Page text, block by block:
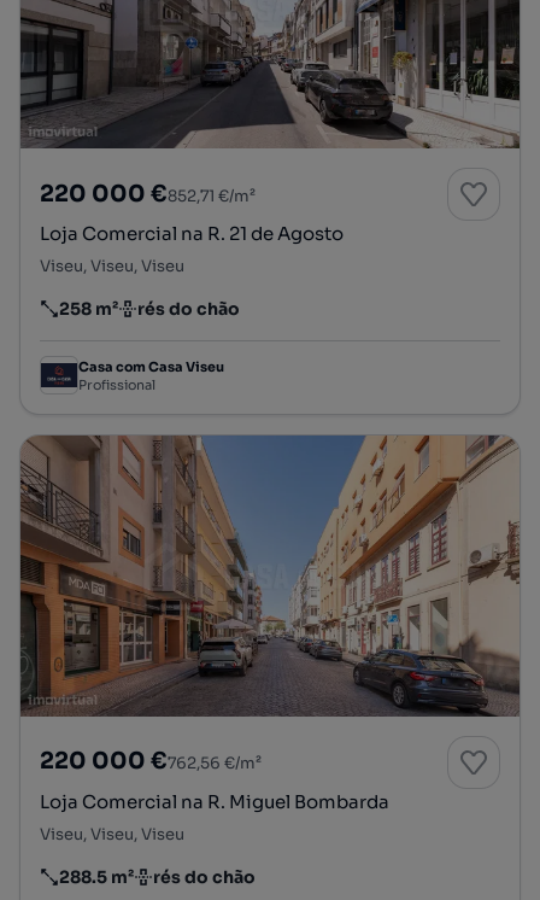
220 000 €852,71 €/m²
Loja Comercial na R. 21 de Agosto
Viseu, Viseu, Viseu
Preço por metro quadrado
258 m²
Andar rés do chão
Casa com Casa Viseu
Profissional
220 000 €762,56 €/m²
Loja Comercial na R. Miguel Bombarda
Viseu, Viseu, Viseu
Preço por metro quadrado
288.5 m²
Andar rés do chão